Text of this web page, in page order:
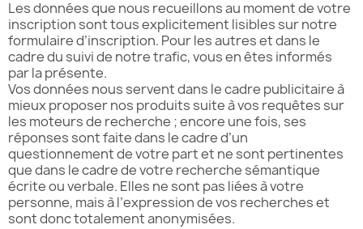
Les données que nous recueillons au moment de votre
inscription sont tous explicitement lisibles sur notre
formulaire d’inscription. Pour les autres et dans le
cadre du suivi de notre trafic, vous en êtes informés
par la présente.
Vos données nous servent dans le cadre publicitaire à
mieux proposer nos produits suite à vos requêtes sur
les moteurs de recherche ; encore une fois, ses
réponses sont faite dans le cadre d’un
questionnement de votre part et ne sont pertinentes
que dans le cadre de votre recherche sémantique
écrite ou verbale. Elles ne sont pas liées à votre
personne, mais à l’expression de vos recherches et
sont donc totalement anonymisées.